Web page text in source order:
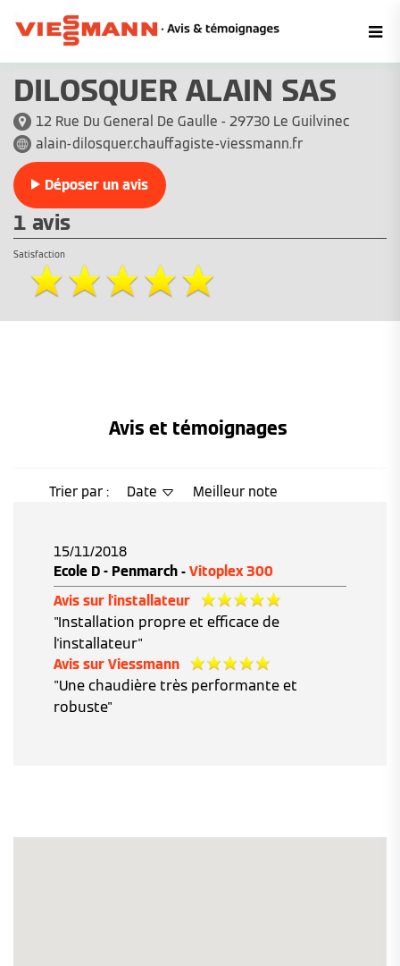
DILOSQUER ALAIN SAS
12 Rue Du General De Gaulle - 29730 Le Guilvinec
alain-dilosquer.chauffagiste-viessmann.fr
Déposer un avis
1 avis
Satisfaction
Avis et témoignages
Trier par : Date Meilleur note
15/11/2018
Ecole D - Penmarch - Vitoplex 300
Avis sur l'installateur
"Installation propre et efficace de
l'installateur"
Avis sur Viessmann
"Une chaudière très performante et
robuste"